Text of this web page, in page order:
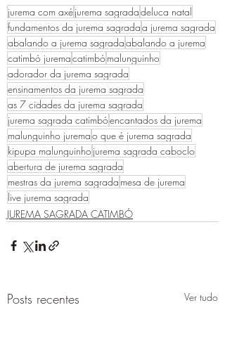
jurema com axéjurema sagradadeluca natal
fundamentos da jurema sagradaa jurema sagrada
abalando a jurema sagradaabalando a jurema
catimbó juremacatimbómalunguinho
adorador da jurema sagrada
ensinamentos da jurema sagrada
as 7 cidades da jurema sagrada
jurema sagrada catimbóencantados da jurema
malunguinho juremao que é jurema sagrada
kipupa malunguinhojurema sagrada caboclo
abertura de jurema sagrada
mestras da jurema sagrada mesa de jurema
live jurema sagrada
JUREMA SAGRADA CATIMBÓ
Posts recentes Ver tudo